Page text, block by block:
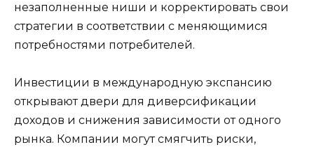
незаполненные ниши и корректировать свои
стратегии в соответствии с меняющимися
потребностями потребителей.
Инвестиции в международную экспансию
открывают двери для диверсификации
доходов и снижения зависимости от одного
рынка. Компании могут смягчить риски,